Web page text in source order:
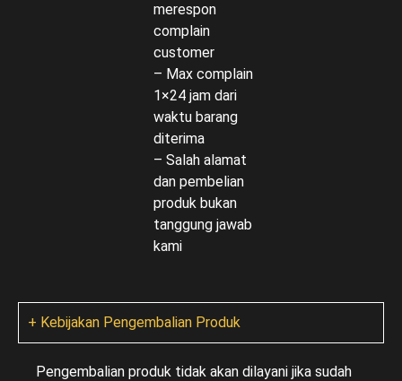
merespon
complain
customer
– Max complain
1×24 jam dari
waktu barang
diterima
– Salah alamat
dan pembelian
produk bukan
tanggung jawab
kami
+ Kebijakan Pengembalian Produk
Pengembalian produk tidak akan dilayani jika sudah